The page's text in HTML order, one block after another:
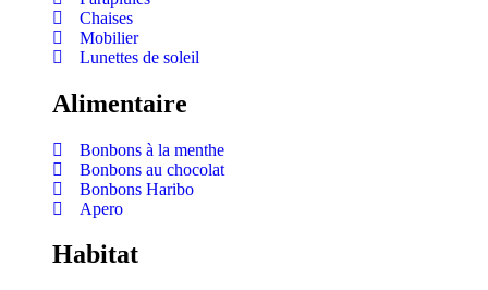
Chaises
Mobilier
Lunettes de soleil
Alimentaire
Bonbons à la menthe
Bonbons au chocolat
Bonbons Haribo
Apero
Habitat